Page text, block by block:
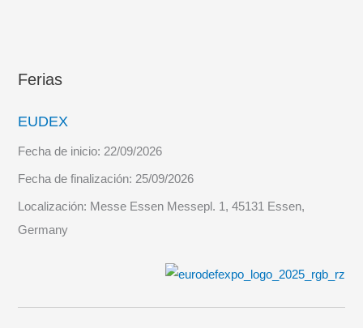
Ferias
EUDEX
Fecha de inicio: 22/09/2026
Fecha de finalización: 25/09/2026
Localización: Messe Essen Messepl. 1, 45131 Essen,
Germany